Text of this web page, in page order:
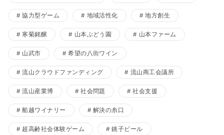
協力型ゲーム 地域活性化 地方創生
寒菊銘醸 山本ぶどう園 山本ファーム
山武市 希望の八街ワイン
流山クラウドファンディング 流山商工会議所
流山産業博 社会問題 社会支援
船越ワイナリー 解決の糸口
超高齢社会体験ゲーム 銚子ビール